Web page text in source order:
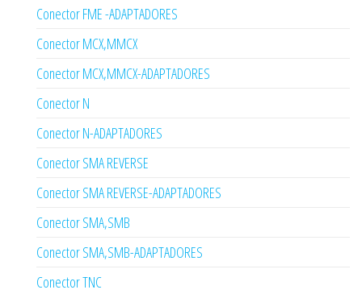
Conector FME -ADAPTADORES
Conector MCX,MMCX
Conector MCX,MMCX-ADAPTADORES
Conector N
Conector N-ADAPTADORES
Conector SMA REVERSE
Conector SMA REVERSE-ADAPTADORES
Conector SMA,SMB
Conector SMA,SMB-ADAPTADORES
Conector TNC